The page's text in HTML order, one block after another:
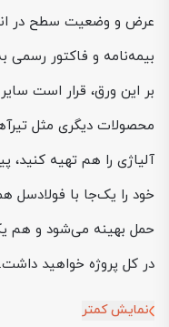
عرض و وضعیت سطح در
بیمه‌نامه و فاکتور رسمی
محصولات دیگری مثل
آلیاژی را هم تهیه
خود را یک‌جا با فولادسل
حمل بهینه می‌شود و هم
در کل پروژه خواهید داشت.
نمایش کمتر